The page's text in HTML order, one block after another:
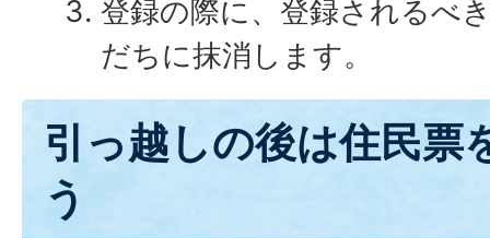
登録の際に、登録されるべ
だちに抹消します。
引っ越しの後は住民票
う